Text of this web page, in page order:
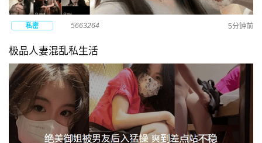
私密 5663264 5分钟前
极品人妻混乱私生活